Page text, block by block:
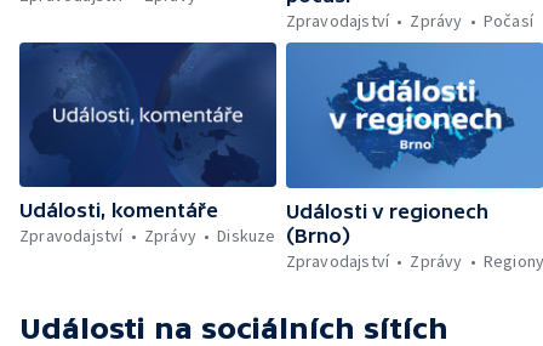
Zpravodajství
Zprávy Počasí
Události, komentáře
Zpravodajství
Zprávy Diskuze
Události v regionech
(Brno)
Zpravodajství
Zprávy
Události na sociálních sítích